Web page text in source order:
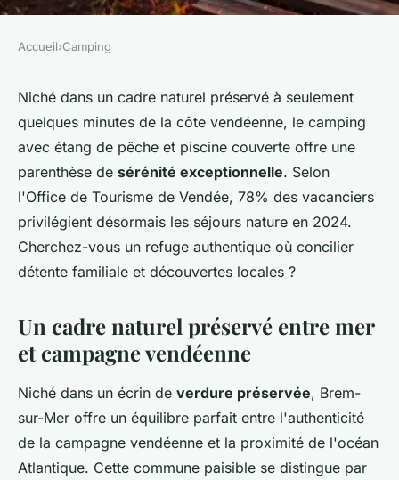
CAMPING
Séjour paisible au camping les
logeries à brem-sur-mer
Maël•5 janvier 2026•7 min de lecture
Accueil›Camping
Niché dans un cadre naturel préservé à seulement
quelques minutes de la côte vendéenne, le camping
avec étang de pêche et piscine couverte offre une
parenthèse de sérénité exceptionnelle. Selon
l'Office de Tourisme de Vendée, 78% des vacanciers
privilégient désormais les séjours nature en 2024.
Cherchez-vous un refuge authentique où concilier
détente familiale et découvertes locales ?
Un cadre naturel préservé entre mer
et campagne vendéenne
Niché dans un écrin de verdure préservée, Brem-
sur-Mer offre un équilibre parfait entre l'authenticité
de la campagne vendéenne et la proximité de l'océan
Atlantique. Cette commune paisible se distingue par